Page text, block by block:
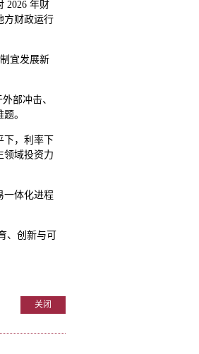
2026 年财
方财政运行
宜发展新
部冲击、
。
下，利率下
领域投资力
一体化进程
、创新与可
关闭